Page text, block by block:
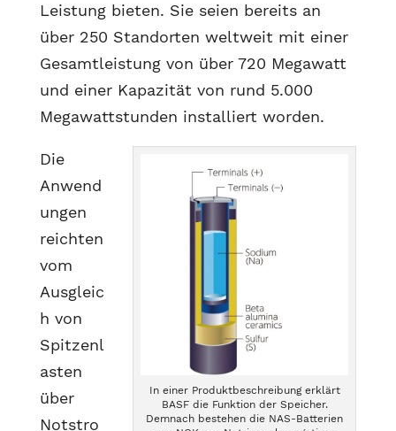
Leistung bieten. Sie seien bereits an
über 250 Standorten weltweit mit einer
Gesamtleistung von über 720 Megawatt
und einer Kapazität von rund 5.000
Megawattstunden installiert worden.
In einer Produktbeschreibung erklärt
BASF die Funktion der Speicher.
Demnach bestehen die NAS-Batterien
Die
Anwend
ungen
reichten
vom
Ausgleic
h von
Spitzenl
asten
über
Notstro